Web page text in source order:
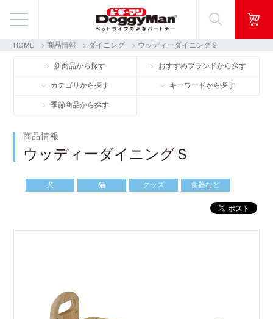
商品情報
映像ギャラリー
お客様窓口・Q＆A
会社情報
サイトマップ
HOME 商品情報 ダイニング ウッディーダイニングＳ
新商品から探す おすすめブランドから探す
カテゴリから探す キーワードから探す
季節商品から探す
商品情報
ウッディーダイニングＳ
犬 猫 グッズ 食器など